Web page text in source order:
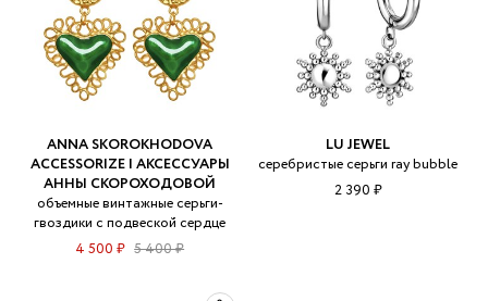
ANNA SKOROKHODOVA
ACCESSORIZE | АКСЕССУАРЫ
АННЫ СКОРОХОДОВОЙ
объемные винтажные серьги-
гвоздики с подвеской сердце
4 500 ₽ 5 400 ₽
LU JEWEL
серебристые серьги ray bubble
2 390 ₽